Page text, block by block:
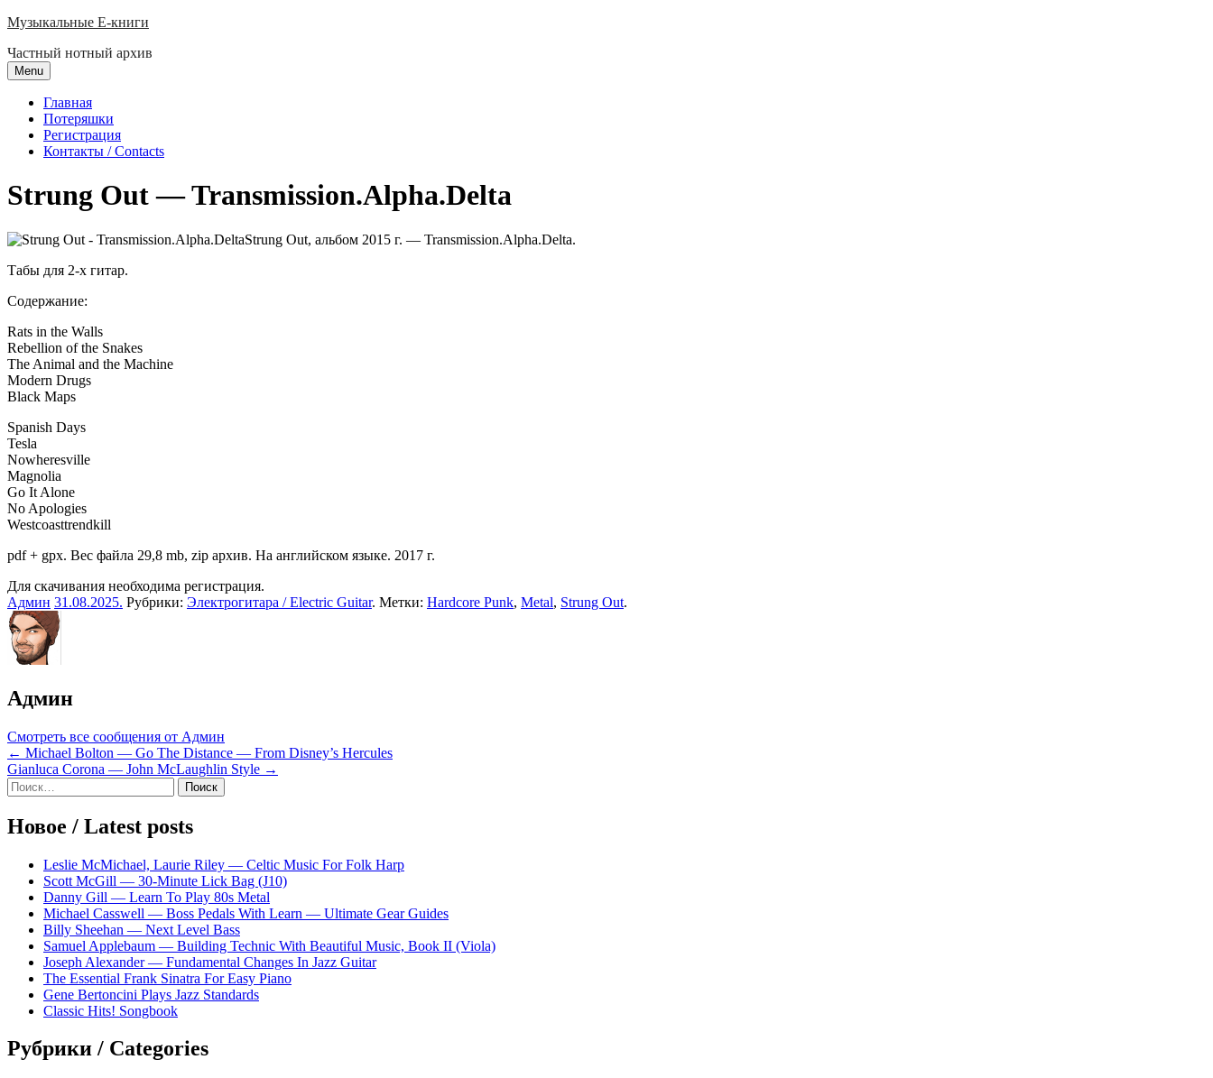
Skip
content
Музыкальные E-книги
Частный нотный архив
Menu
Главная
Потеряшки
Регистрация
Контакты / Contacts
Strung Out — Transmission.Alpha.Delta
Strung Out, альбом 2015 г. — Transmission.Alpha.Delta.
Табы для 2-х гитар.
Содержание:
Rats in the Walls
Rebellion of the Snakes
The Animal and the Machine
Modern Drugs
Black Maps
Spanish Days
Tesla
Nowheresville
Magnolia
Go It Alone
No Apologies
Westcoasttrendkill
pdf + gpx. Вес файла 29,8 mb, zip архив. На английском языке. 2017 г.
Для скачивания необходима регистрация.
Админ 31.08.2025. Рубрики: Электрогитара / Electric Guitar. Метки: Hardcore Punk, Metal, Strung Out.
Админ
Смотреть все сообщения от Админ
Навигация
по
записям
← Michael Bolton — Go The Distance — From Disney’s Hercules
Gianluca Corona — John McLaughlin Style →
Sidebar
Найти:
Новое / Latest posts
Leslie McMichael, Laurie Riley — Celtic Music For Folk Harp
Scott McGill — 30-Minute Lick Bag (J10)
Danny Gill — Learn To Play 80s Metal
Michael Casswell — Boss Pedals With Learn — Ultimate Gear Guides
Billy Sheehan — Next Level Bass
Samuel Applebaum — Building Technic With Beautiful Music, Book II (Viola)
Joseph Alexander — Fundamental Changes In Jazz Guitar
The Essential Frank Sinatra For Easy Piano
Gene Bertoncini Plays Jazz Standards
Classic Hits! Songbook
Рубрики / Categories